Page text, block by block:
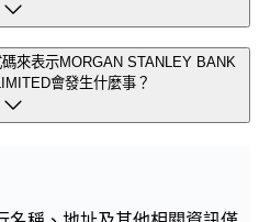
來表示MORGAN STANLEY BANK
會發生什麼事？